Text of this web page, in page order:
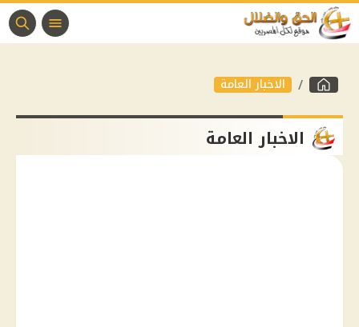
الاخبار العامة
الاخبار العامة